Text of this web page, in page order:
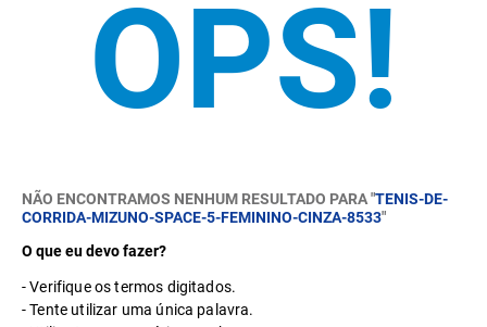
NÃO ENCONTRAMOS NENHUM RESULTADO PARA "TENIS-DE-
CORRIDA-MIZUNO-SPACE-5-FEMININO-CINZA-8533"
O que eu devo fazer?
Verifique os termos digitados.
Tente utilizar uma única palavra.